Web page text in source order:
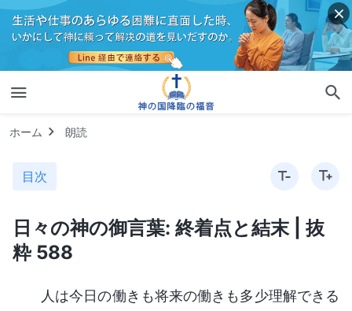
ホーム 朗読
目次
日々の神の御言葉: 終着点と結末 | 抜
粋 588
人は今日の働きも将来の働きも多少理解できる